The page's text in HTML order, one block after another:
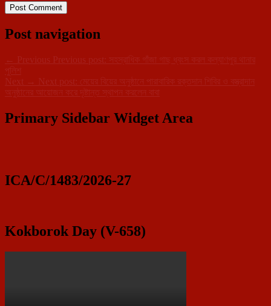
Post navigation
← Previous Previous post:
সহস্রাধিক গাঁজা গাছ ধ্বংস করল কল্যাণপুর থানার
পুলিশ
Next → Next post:
মেয়ের বিয়ের অনুষ্ঠানে পারাবারিক রক্তদান শিবির ও বস্ত্রাদান
অনুষ্ঠানের আয়োজন করে দৃষ্টান্ত স্থাপন করলেন বাবা
Primary Sidebar Widget Area
ICA/C/1483/2026-27
Kokborok Day (V-658)